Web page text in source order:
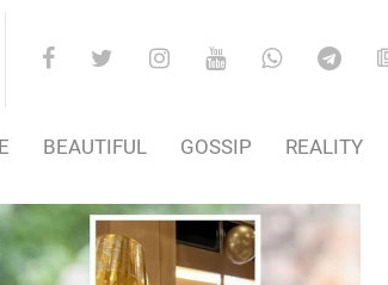
BEAUTIFUL GOSSIP REALITY